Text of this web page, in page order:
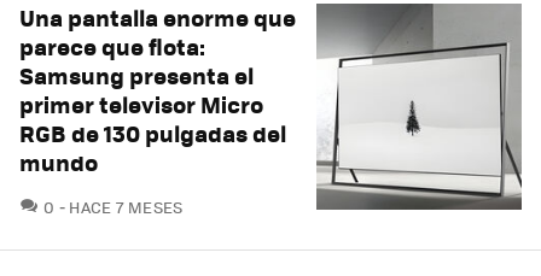
Una pantalla enorme que
parece que flota:
Samsung presenta el
primer televisor Micro
RGB de 130 pulgadas del
mundo
0 COMENTARIOS
HACE 7 MESES